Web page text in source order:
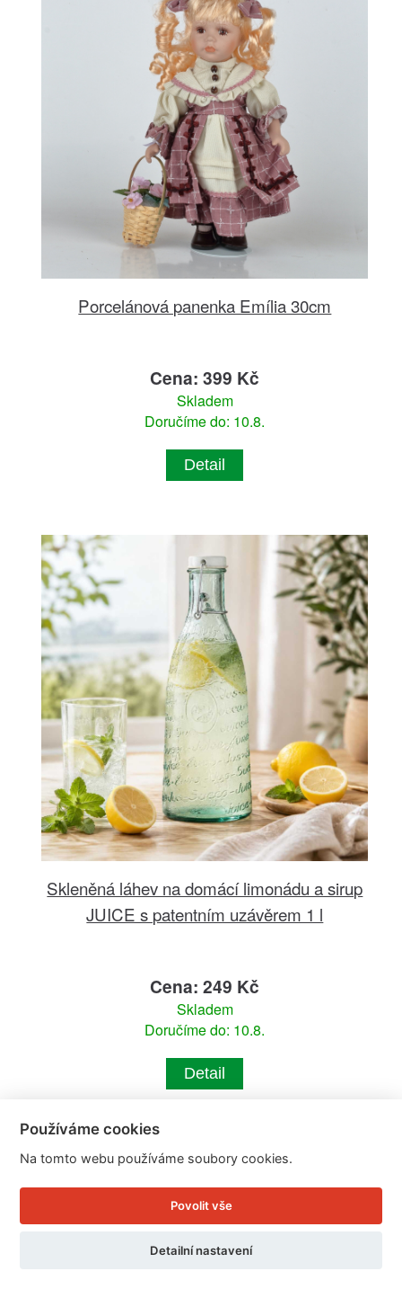
Porcelánová panenka Emília 30cm
Cena: 399 Kč
Skladem
Doručíme do: 10.8.
Detail
Skleněná láhev na domácí limonádu a sirup
JUICE s patentním uzávěrem 1 l
Cena: 249 Kč
Skladem
Doručíme do: 10.8.
Detail
Používáme cookies
Na tomto webu používáme soubory cookies.
Povolit vše
Detailní nastavení